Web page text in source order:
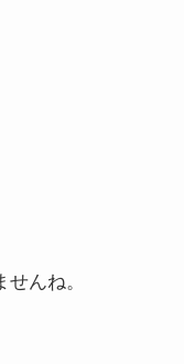
んね。